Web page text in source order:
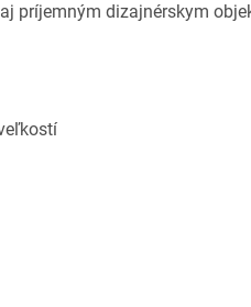
príjemným dizajnérskym